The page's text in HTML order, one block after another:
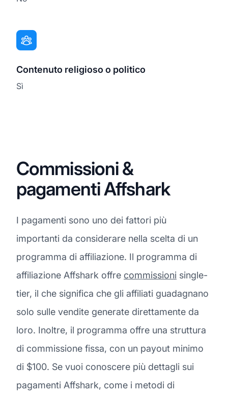
Contenuto religioso o politico
Sì
Commissioni &
pagamenti Affshark
I pagamenti sono uno dei fattori più
importanti da considerare nella scelta di un
programma di affiliazione. Il programma di
affiliazione Affshark offre commissioni single-
tier, il che significa che gli affiliati guadagnano
solo sulle vendite generate direttamente da
loro. Inoltre, il programma offre una struttura
di commissione fissa, con un payout minimo
di $100. Se vuoi conoscere più dettagli sui
pagamenti Affshark, come i metodi di